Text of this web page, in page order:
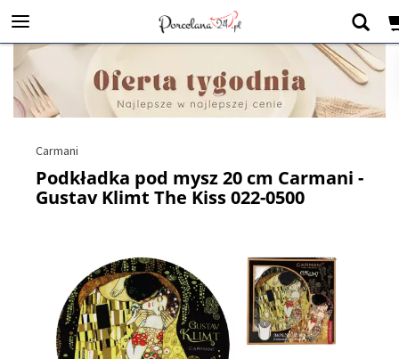
Carmani
Podkładka pod mysz 20 cm Carmani -
Gustav Klimt The Kiss 022-0500